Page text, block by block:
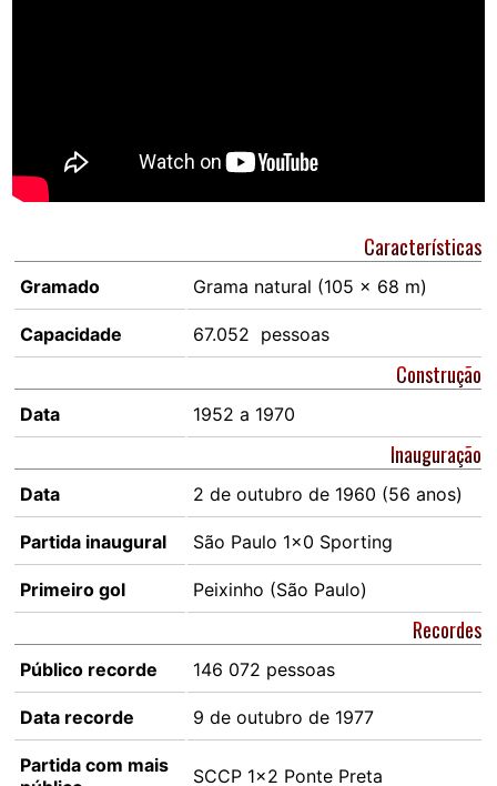
Características
Gramado Grama natural (105 × 68 m)
Capacidade 67.052 pessoas
Construção
Data 1952 a 1970
Inauguração
Data 2 de outubro de 1960 (56 anos)
Partida inaugural São Paulo 1×0 Sporting
Primeiro gol Peixinho (São Paulo)
Recordes
Público recorde 146 072 pessoas
Data recorde 9 de outubro de 1977
Partida com mais
SCCP 1×2 Ponte Preta